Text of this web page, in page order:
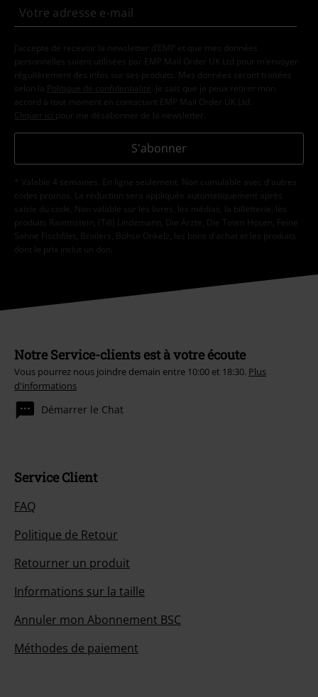
J’accepte de recevoir la newsletter d’EMP et que mes données
personnelles soient utilisées par EMP Mail Order UK Ltd pour m’envoyer
régulièrement des infos sur ses produits. Mes données seront traitées
selon la
Politique de confidentialité . Je sais que je peux retirer mon
accord à tout moment en contactant EMP Mail Order UK Ltd.
Cliquer ici pour me désabonner de la newsletter.
S'abonner
* Valable 4 semaines. En ligne seulement. Non cumulable avec d'autres
codes promos. La réduction sera appliquée automatiquement après
saisie du code. Non valable sur les livres, les médias, la billetterie, les
produits Rammstein, (Till) Lindemann, Die Ärzte, Die Toten Hosen, Feine
Sahne Fischfilet, Broilers, Böhse Onkelz, les bons d'achat et les produits
dont le prix inclut un don.
Notre Service-clients est à votre écoute
Vous pourrez nous joindre demain entre 10:00 et 18:30. Plus
d'informations
Démarrer le Chat
Service Client
FAQ
Politique de Retour
Retourner un produit
Informations sur la taille
Annuler mon Abonnement BSC
Méthodes de paiement